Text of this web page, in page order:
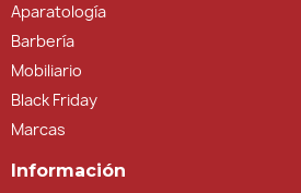
Aparatología
Barbería
Mobiliario
Black Friday
Marcas
Información